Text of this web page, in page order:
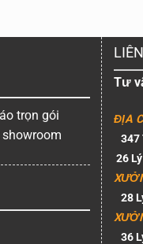
trọn gói
Tư
ĐỊA
347
26
28
36